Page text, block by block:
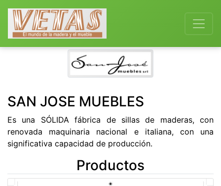
SAN JOSE MUEBLES
Es una SÓLIDA fábrica de sillas de maderas, con
renovada maquinaria nacional e italiana, con una
significativa capacidad de producción.
Productos